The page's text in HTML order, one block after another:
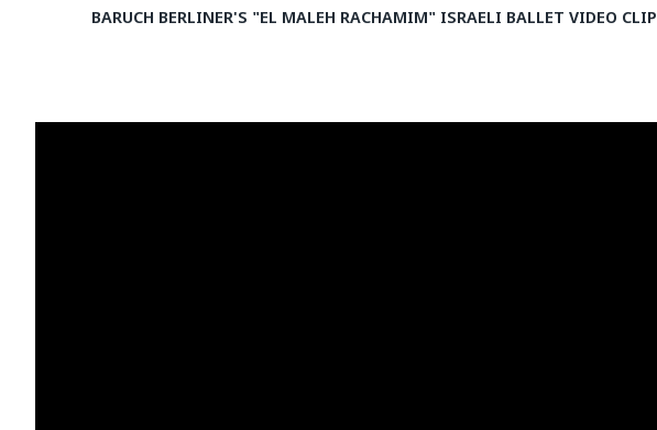
BARUCH BERLINER'S "EL MALEH RACHAMIM" ISRAELI BALLET VIDEO CLIP